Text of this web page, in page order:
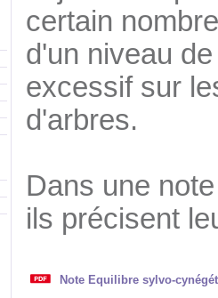
certain
d'un niveau
excessif sur
d'arbres.
Dans une
ils précisent
Note Equilibre sylvo-